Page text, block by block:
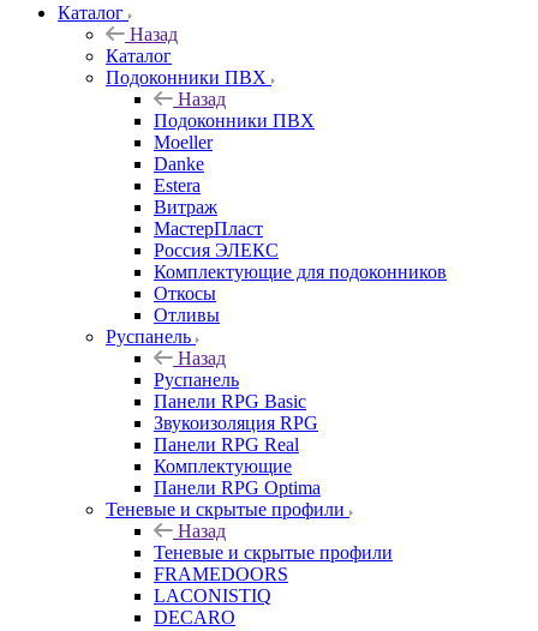
Каталог
Назад
Каталог
Подоконники ПВХ
Назад
Подоконники ПВХ
Moeller
Danke
Estera
Витраж
МастерПласт
Россия ЭЛЕКС
Комплектующие для подоконников
Откосы
Отливы
Руспанель
Назад
Руспанель
Панели RPG Basic
Звукоизоляция RPG
Панели RPG Real
Комплектующие
Панели RPG Optima
Теневые и скрытые профили
Назад
Теневые и скрытые профили
FRAMEDOORS
LACONISTIQ
DECARO